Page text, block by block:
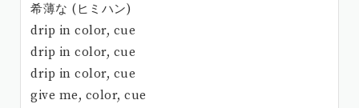
希薄な (ヒミハン)
drip in color, cue
drip in color, cue
drip in color, cue
give me, color, cue